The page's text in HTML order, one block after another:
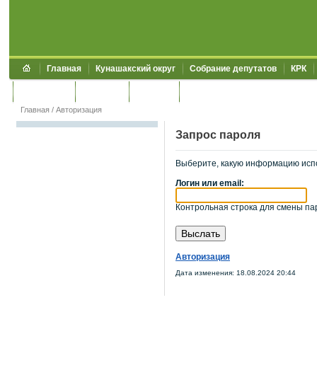
Главная Кунашакский округ Собрание депутатов КРК
Главная / Авторизация
Запрос пароля
Выберите, какую информацию
Логин или email:
Контрольная строка для смены
Авторизация
Дата изменения: 18.08.2024 20:44